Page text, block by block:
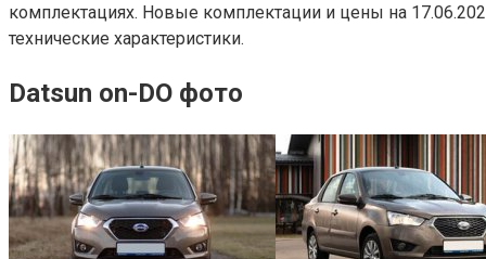
комплектациях. Новые комплектации и цены на
технические характеристики.
Datsun on-DO фото